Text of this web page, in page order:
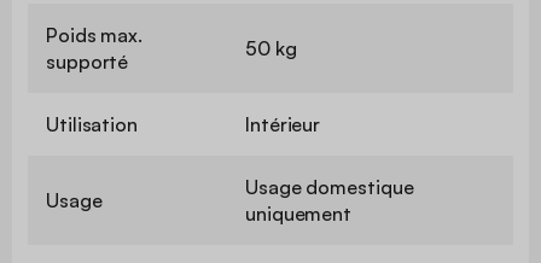
Poids max.
supporté
50 kg
Utilisation Intérieur
Usage
Usage domestique
uniquement